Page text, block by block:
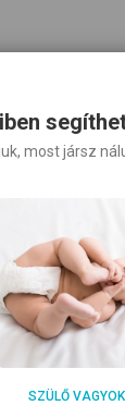
most jársz
SZÜLŐ VAGYOK